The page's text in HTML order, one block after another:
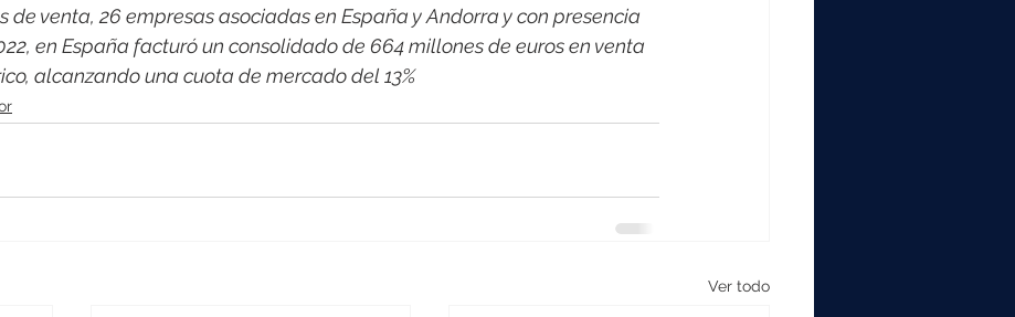
de venta, 26 empresas asociadas en España y Andorra y con presencia
en España facturó un consolidado de 664 millones de euros en venta
alcanzando una cuota de mercado del 13%
Ver todo